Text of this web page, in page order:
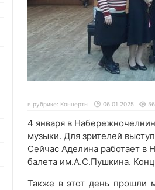
в рубрике: Концерты 06.01.2025
4 января в
музыки. Для зрителей
Сейчас Аделина работает в
балета им.А.С.Пушкина.
Также в этот день прошли